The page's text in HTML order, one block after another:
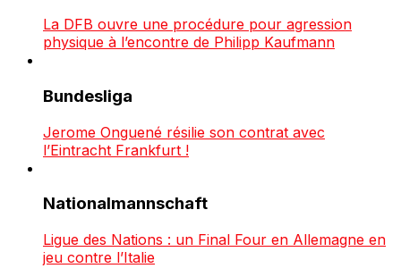
La DFB ouvre une procédure pour agression
physique à l’encontre de Philipp Kaufmann
Bundesliga
Jerome Onguené résilie son contrat avec
l’Eintracht Frankfurt !
Nationalmannschaft
Ligue des Nations : un Final Four en Allemagne en
jeu contre l’Italie